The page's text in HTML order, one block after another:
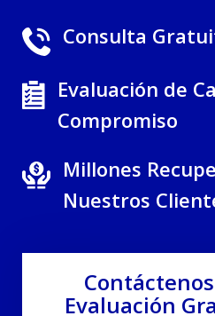
Consulta
Evaluación de
Compromiso
Millones
Nuestros
Evaluación